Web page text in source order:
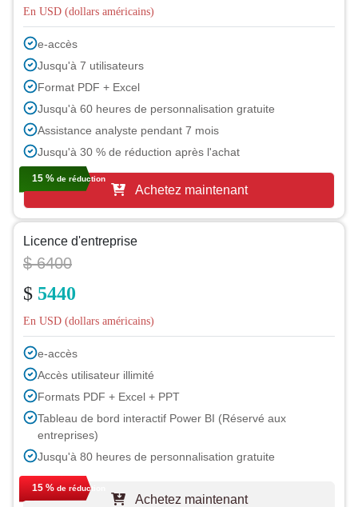
En USD (dollars américains)
e-accès
Jusqu'à 7 utilisateurs
Format PDF + Excel
Jusqu'à 60 heures de personnalisation gratuite
Assistance analyste pendant 7 mois
Jusqu'à 30 % de réduction après l'achat
15 % de réduction
Achetez maintenant
Licence d'entreprise
$ 6400
$ 5440
En USD (dollars américains)
e-accès
Accès utilisateur illimité
Formats PDF + Excel + PPT
Tableau de bord interactif Power BI (Réservé aux
entreprises)
Jusqu'à 80 heures de personnalisation gratuite
Assistance d'un analyste pendant 1 an
Mise à jour gratuite du rapport lors du prochain cycle
15 % de réduction
Achetez maintenant